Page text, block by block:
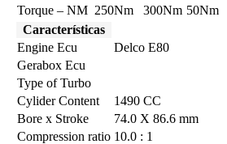
Torque – NM 250Nm 300Nm 50Nm
Características
Engine Ecu
Delco E80
Gerabox Ecu
Type of Turbo
Cylider Content
1490 CC
Bore x Stroke
74.0 X 86.6 mm
Compression ratio 10.0 : 1